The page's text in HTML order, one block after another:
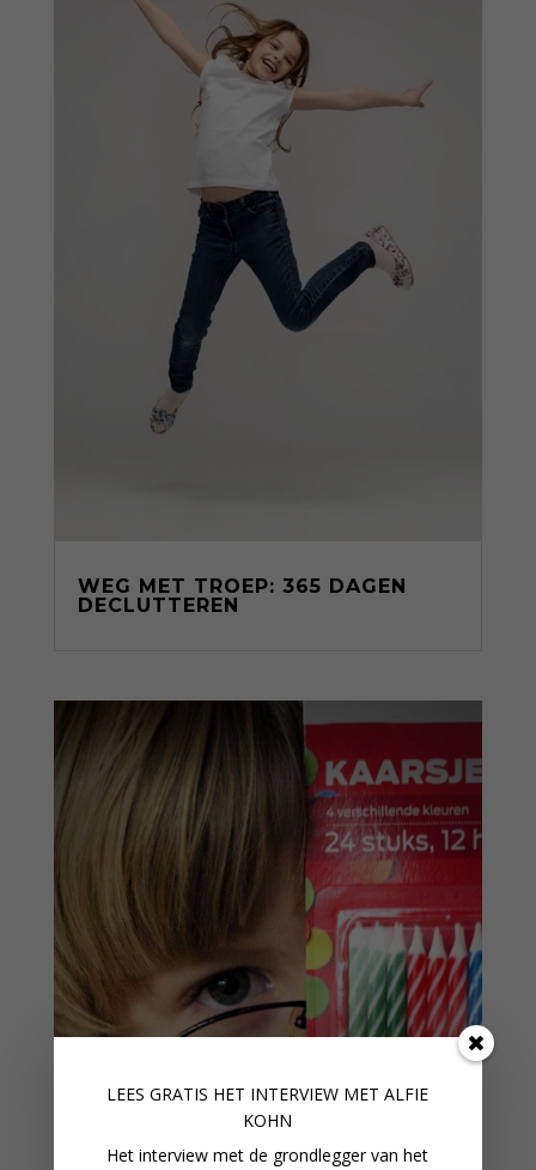
WEG MET TROEP: 365 DAGEN
DECLUTTEREN
LEES GRATIS HET INTERVIEW MET ALFIE
KOHN
Het interview met de grondlegger van het